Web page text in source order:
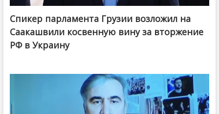
Спикер парламента Грузии возложил на
Саакашвили косвенную вину за вторжение
РФ в Украину